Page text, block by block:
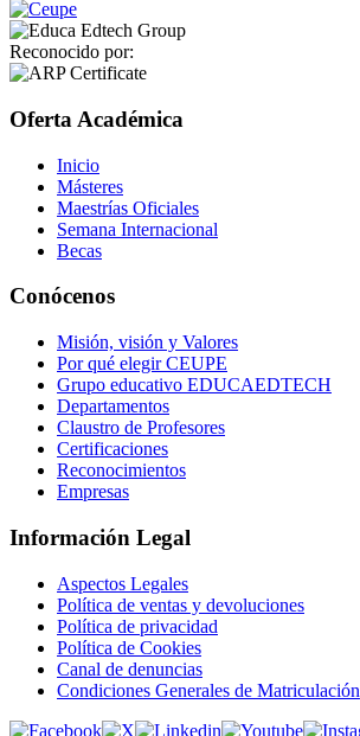
Reconocido por:
Oferta Académica
Inicio
Másteres
Maestrías Oficiales
Semana Internacional
Becas
Conócenos
Misión, visión y Valores
Por qué elegir CEUPE
Grupo educativo EDUCAEDTECH
Departamentos
Claustro de Profesores
Certificaciones
Reconocimientos
Empresas
Información Legal
Aspectos Legales
Política de ventas y devoluciones
Política de privacidad
Política de Cookies
Canal de denuncias
Condiciones Generales de Matriculación